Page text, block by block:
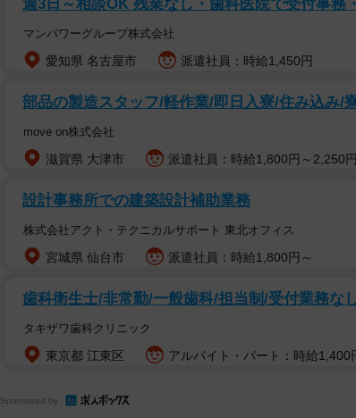
うして飼い主さんの腕の中で眠ることが多いそう。
「守りたいこの寝顔」
「たまに電車の中で見るやつww」
「ちょっと見えてる歯がヒト！完璧にヒト！笑」
「中に人がいませんか?」
と寝顔に癒される人と、本当は中に人が入ってるんじ
週3日～相談OK 残業なし・歯科医院で受付事務
マンパワーグループ株式会社
愛知県 名古屋市 派遣社員：時給1,450円
部品の製造スタッフ/軽作業/即日入寮/住み込み/
move on株式会社
滋賀県 大津市 派遣社員：時給1,800円～2,250円
設計事務所での建築設計補助業務
株式会社アクト・テクニカルサポート 東北オフィス
宮城県 仙台市 派遣社員：時給1,800円～
歯科衛生士/非常勤/一般歯科/担当制/受付業務な
タキザワ歯科クリニック
東京都 江東区 アルバイト・パート：時給1,400
Sponsored by